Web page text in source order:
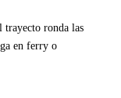
trayecto ronda las
en ferry o